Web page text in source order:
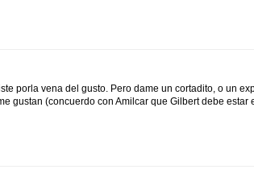
porla vena del gusto. Pero dame un cortadito, o un
gustan (concuerdo con Amilcar que Gilbert debe estar